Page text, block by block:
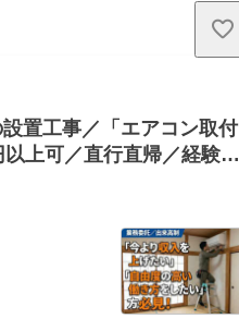
置工事／「エアコン取付
上可／直行直帰／経験者